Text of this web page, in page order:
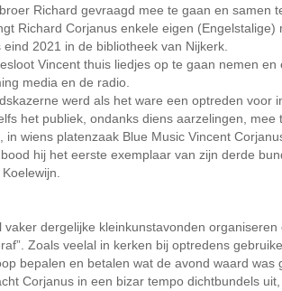
Richard gevraagd mee te gaan en samen
Richard Corjanus enkele eigen
2021 in de bibliotheek van Nijkerk.
Vincent thuis liedjes op te gaan nemen en
media en de radio.
werd als het ware een optreden voor
het publiek, ondanks diens aarzelingen,
in wiens platenzaak Blue Music Vincent
hij het eerste exemplaar van zijn derde
vaker dergelijke kleinkunstavonden
Zoals veelal in kerken bij optredens
bepalen en betalen wat de avond waard was
Corjanus in een bizar tempo dichtbundels